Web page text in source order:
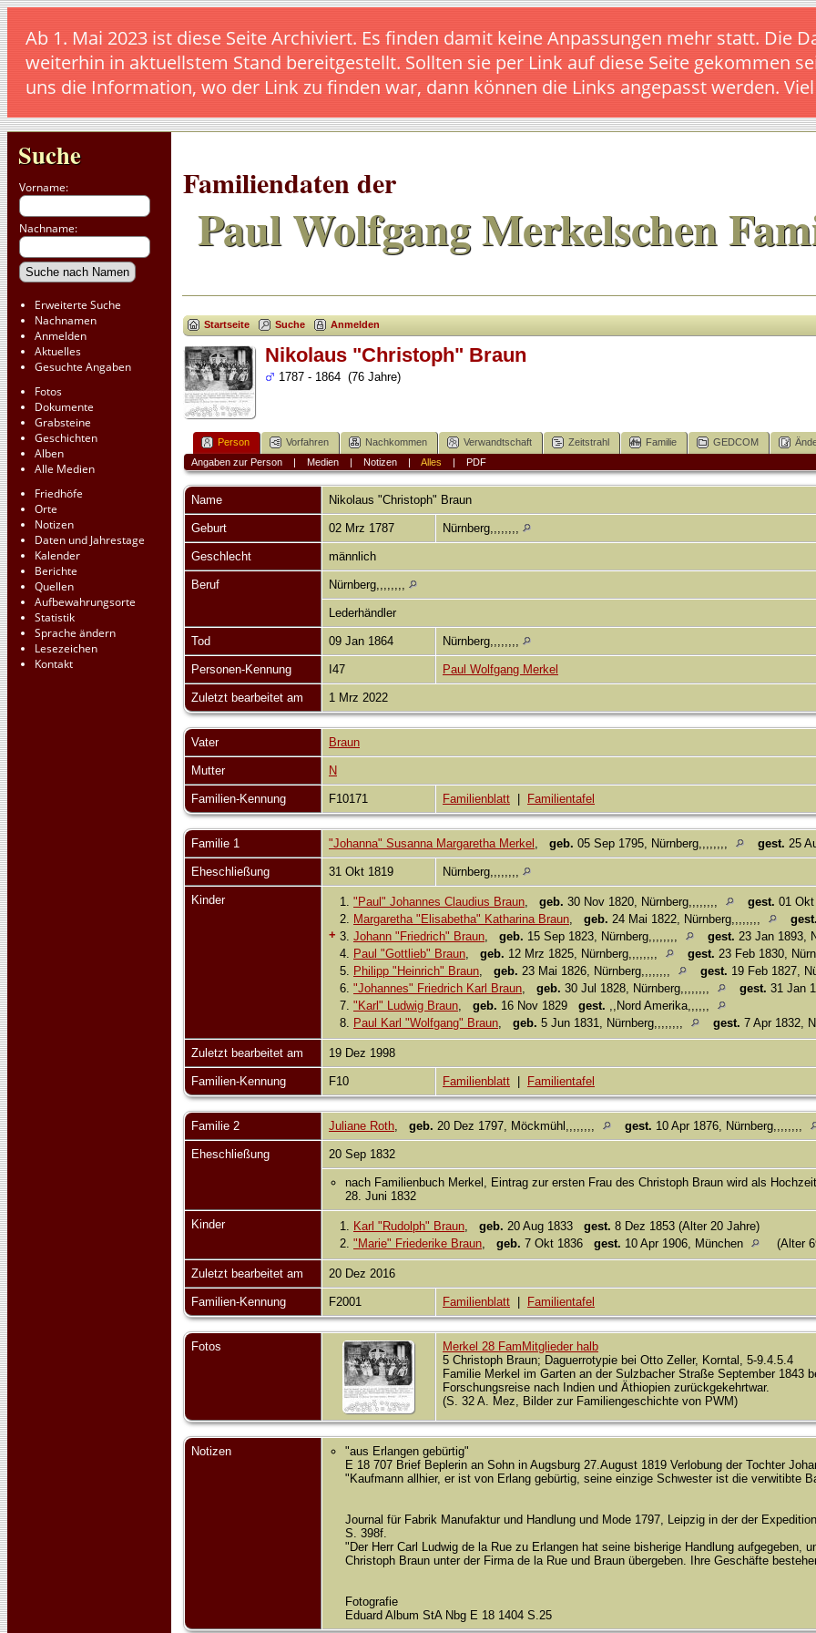
Ab 1. Mai 2023 ist diese Seite Archiviert. Es finden damit keine Anpassungen mehr statt. Die
weiterhin in aktuellstem Stand bereitgestellt. Sollten sie per Link auf diese Seite gekommen
uns die Information, wo der Link zu finden war, dann können die Links angepasst werden.
Suche
Vorname:
Nachname:
Erweiterte Suche
Nachnamen
Anmelden
Aktuelles
Gesuchte Angaben
Fotos
Dokumente
Grabsteine
Geschichten
Alben
Alle Medien
Friedhöfe
Orte
Notizen
Daten und Jahrestage
Kalender
Berichte
Quellen
Aufbewahrungsorte
Statistik
Sprache ändern
Lesezeichen
Kontakt
Familiendaten der
Paul Wolfgang Merkelschen
Startseite Suche Anmelden
Nikolaus "Christoph" Braun
1787 - 1864 (76 Jahre)
Person Vorfahren Nachkommen Verwandtschaft Zeitstrahl Familie GEDCOM
Angaben zur Person| Medien| Notizen| Alles | PDF
Name Nikolaus "Christoph" Braun
Geburt 02 Mrz 1787 Nürnberg,,,,,,,,
Geschlecht männlich
Beruf Nürnberg,,,,,,,,
Lederhändler
Tod 09 Jan 1864 Nürnberg,,,,,,,,
Personen-Kennung I47 Paul Wolfgang Merkel
Zuletzt bearbeitet am 1 Mrz 2022
Vater Braun
Mutter N
Familien-Kennung F10171 Familienblatt Familientafel
Familie 1 "Johanna" Susanna Margaretha Merkel , geb. 05 Sep 1795, Nürnberg,,,,,,,, gest. 25
Eheschließung 31 Okt 1819 Nürnberg,,,,,,,,
Kinder 1. "Paul" Johannes Claudius Braun, geb. 30 Nov 1820, Nürnberg,,,,,,,, gest. 01
2. Margaretha "Elisabetha" Katharina Braun, geb. 24 Mai 1822, Nürnberg,,,,,,,, gest.
+ 3. Johann "Friedrich" Braun, geb. 15 Sep 1823, Nürnberg,,,,,,,, gest. 23 Jan 1893,
4. Paul "Gottlieb" Braun, geb. 12 Mrz 1825, Nürnberg,,,,,,,, gest. 23 Feb 1830,
5. Philipp "Heinrich" Braun, geb. 23 Mai 1826, Nürnberg,,,,,,,, gest. 19 Feb 1827,
6. "Johannes" Friedrich Karl Braun, geb. 30 Jul 1828, Nürnberg,,,,,,,, gest. 31 Jan
7. "Karl" Ludwig Braun, geb. 16 Nov 1829 gest. ,,Nord Amerika,,,,,,
8. Paul Karl "Wolfgang" Braun, geb. 5 Jun 1831, Nürnberg,,,,,,,, gest. 7 Apr 1832,
Zuletzt bearbeitet am 19 Dez 1998
Familien-Kennung F10 Familienblatt Familientafel
Familie 2 Juliane Roth, geb. 20 Dez 1797, Möckmühl,,,,,,,, gest. 10 Apr 1876, Nürnberg,,,,,,,,
Eheschließung 20 Sep 1832
nach Familienbuch Merkel, Eintrag zur ersten Frau des Christoph Braun wird als
28. Juni 1832
Kinder 1. Karl "Rudolph" Braun, geb. 20 Aug 1833 gest. 8 Dez 1853 (Alter 20 Jahre)
2. "Marie" Friederike Braun, geb. 7 Okt 1836 gest. 10 Apr 1906, München (Alter
Zuletzt bearbeitet am 20 Dez 2016
Familien-Kennung F2001 Familienblatt Familientafel
Fotos
Merkel 28 FamMitglieder halb
5 Christoph Braun; Daguerrotypie bei Otto Zeller, Korntal, 5-9.4.5.4
Familie Merkel im Garten an der Sulzbacher Straße September 1843
Forschungsreise nach Indien und Äthiopien zurückgekehrtwar.
(S. 32 A. Mez, Bilder zur Familiengeschichte von PWM)
Notizen
"aus Erlangen gebürtig"
E 18 707 Brief Beplerin an Sohn in Augsburg 27.August 1819 Verlobung der Tochter
"Kaufmann allhier, er ist von Erlang gebürtig, seine einzige Schwester ist die verwitibte
Journal für Fabrik Manufaktur und Handlung und Mode 1797, Leipzig in der der
S. 398f.
"Der Herr Carl Ludwig de la Rue zu Erlangen hat seine bisherige Handlung
Christoph Braun unter der Firma de la Rue und Braun übergeben. Ihre Geschäfte
Fotografie
Eduard Album StA Nbg E 18 1404 S.25